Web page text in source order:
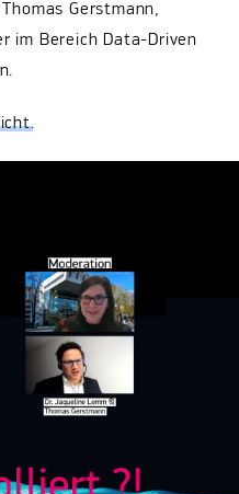
Gerstmann,
im Bereich Data-Driven
.